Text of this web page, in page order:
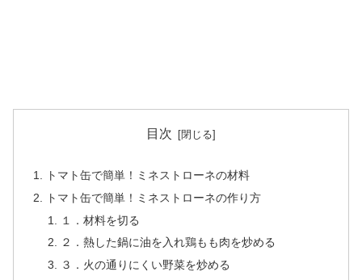
目次
トマト缶で簡単！ミネストローネの材料
トマト缶で簡単！ミネストローネの作り方
１．材料を切る
２．熱した鍋に油を入れ鶏もも肉を炒める
３．火の通りにくい野菜を炒める